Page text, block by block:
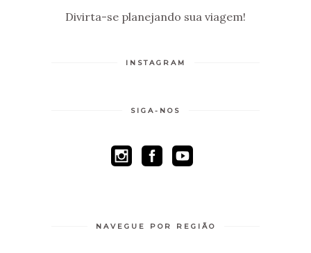
Divirta-se planejando sua viagem!
INSTAGRAM
SIGA-NOS
NAVEGUE POR REGIÃO